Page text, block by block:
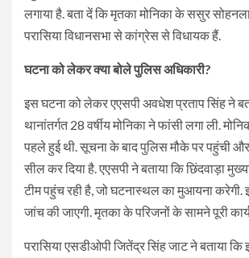
लगाया है. बता दें कि मृतका मोनिका के ससुर
परासिया विधानसभा से कांग्रेस से विधायक हैं.
घटना को लेकर क्या बोले पुलिस अधिकारी?
इस घटना को लेकर एएसपी अवधेश प्रताप सिंह ने
थानांतर्गत 28 वर्षीय मोनिका ने फांसी लगा ली.
पहले हुई थी. सूचना के बाद पुलिस मौके पर पहुंची
सील कर दिया है. एएसपी ने बताया कि छिंदवाड़ा
टीम पहुंच रही है, जो घटनास्थल का मुआयना करेगी.
जांच की जाएगी. मृतका के परिजनों के सामने पूरी
परासिया एसडीओपी जितेंद्र सिंह जाट ने बताया कि